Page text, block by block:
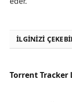
İLGINIZI
Torrent Tracker